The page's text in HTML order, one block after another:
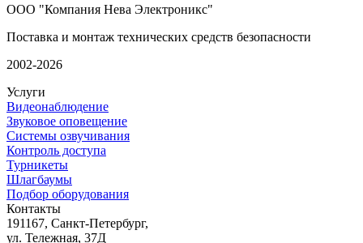
ООО "Компания Нева Электроникс"
Поставка и монтаж технических средств безопасности
2002-2026
Услуги
Видеонаблюдение
Звуковое оповещение
Системы озвучивания
Контроль доступа
Турникеты
Шлагбаумы
Подбор оборудования
Контакты
191167, Санкт-Петербург,
ул. Тележная, 37Д